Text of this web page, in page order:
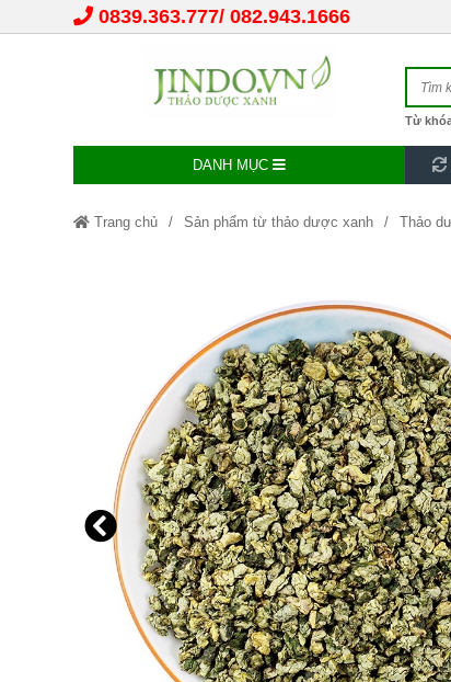
0839.363.777 082.943.1666
Từ
DANH MỤC
Trang chủ Sản phẩm từ thảo dược xanh Thảo
Trà lá